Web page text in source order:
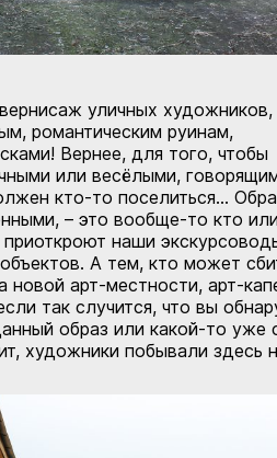
уличных художников,
романтическим руинам,
Вернее, для того, чтобы
или весёлыми,
кто-то поселиться…
– это вообще-то кто
наши
А тем, кто может
новой арт-местности, арт-
так случится, что вы
образ или какой-то уже
художники побывали здесь